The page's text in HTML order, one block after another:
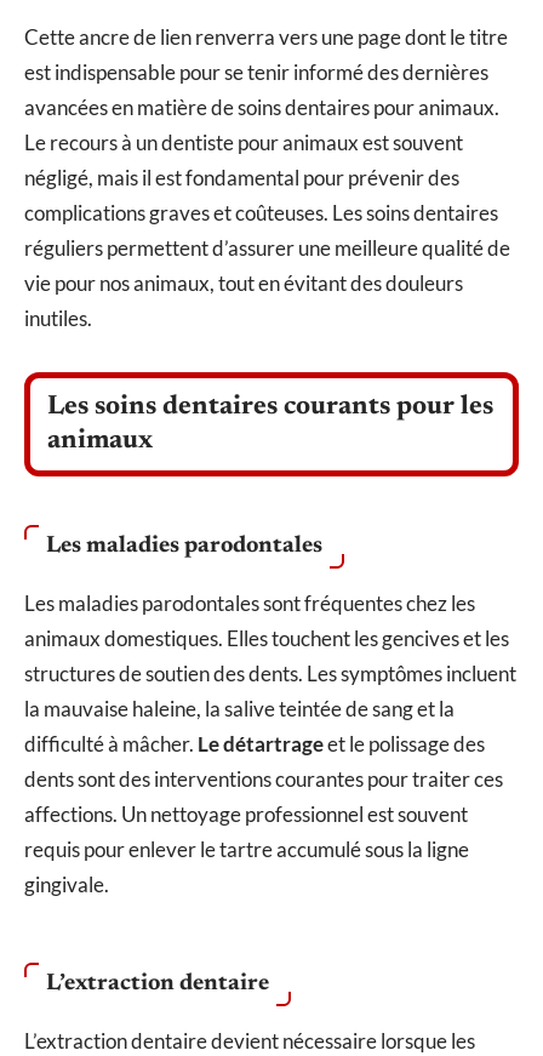
Cette ancre de lien renverra vers une page dont le titre
est indispensable pour se tenir informé des dernières
avancées en matière de soins dentaires pour animaux.
Le recours à un dentiste pour animaux est souvent
négligé, mais il est fondamental pour prévenir des
complications graves et coûteuses. Les soins dentaires
réguliers permettent d’assurer une meilleure qualité de
vie pour nos animaux, tout en évitant des douleurs
inutiles.
Les soins dentaires courants pour les
animaux
Les maladies parodontales
Les maladies parodontales sont fréquentes chez les
animaux domestiques. Elles touchent les gencives et les
structures de soutien des dents. Les symptômes incluent
la mauvaise haleine, la salive teintée de sang et la
difficulté à mâcher. Le détartrageet le polissage des
dents sont des interventions courantes pour traiter ces
affections. Un nettoyage professionnel est souvent
requis pour enlever le tartre accumulé sous la ligne
gingivale.
L’extraction dentaire
L’extraction dentaire devient nécessaire lorsque les